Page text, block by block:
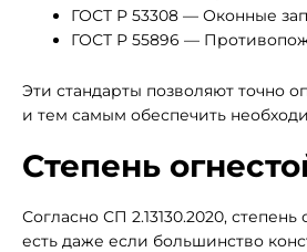
ГОСТ Р 53308 — Оконные
ГОСТ Р 55896 —
Эти стандарты позволяют точно
и тем самым обеспечить
Степень
Согласно СП 2.13130.2020,
есть даже если большинство